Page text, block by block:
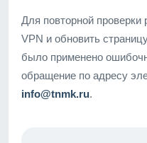
Для повторной проверки
VPN и обновить
было применено
обращение по адресу
info@tnmk.ru.